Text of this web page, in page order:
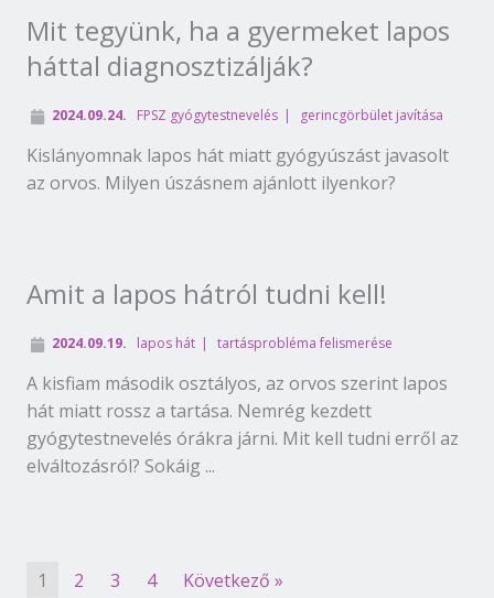
Mit tegyünk, ha a gyermeket lapos
háttal diagnosztizálják?
2024.09.24. FPSZ gyógytestnevelés gerincgörbület javítása
Kislányomnak lapos hát miatt gyógyúszást javasolt
az orvos. Milyen úszásnem ajánlott ilyenkor?
Amit a lapos hátról tudni kell!
2024.09.19. lapos hát tartásprobléma felismerése
A kisfiam második osztályos, az orvos szerint lapos
hát miatt rossz a tartása. Nemrég kezdett
gyógytestnevelés órákra járni. Mit kell tudni erről az
elváltozásról? Sokáig ...
1 2 3 4 Következő »